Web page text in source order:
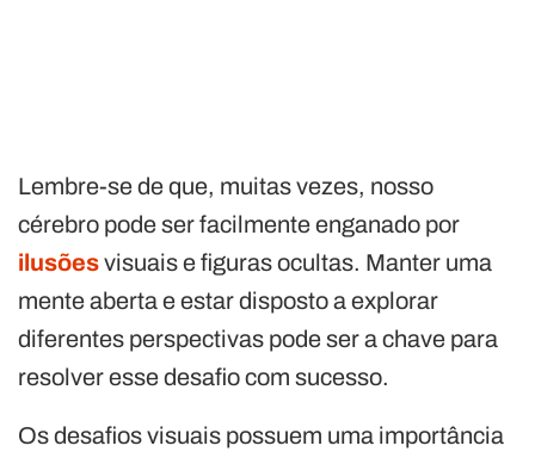
Lembre-se de que, muitas vezes, nosso
cérebro pode ser facilmente enganado por
ilusõesvisuais e figuras ocultas. Manter uma
mente aberta e estar disposto a explorar
diferentes perspectivas pode ser a chave para
resolver esse desafio com sucesso.
Os desafios visuais possuem uma importância